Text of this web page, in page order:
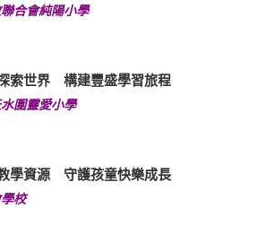
合會純陽小學
索世界 構建豐盛學習旅程
圍靈愛小學
學資源 守護孩童快樂成長
校